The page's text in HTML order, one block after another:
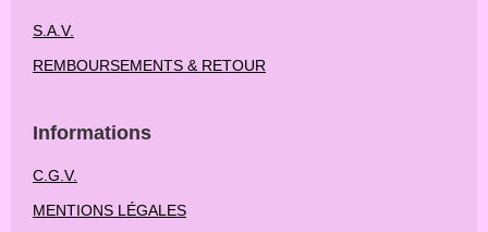
S.A.V.
REMBOURSEMENTS & RETOUR
Informations
C.G.V.
MENTIONS LÉGALES